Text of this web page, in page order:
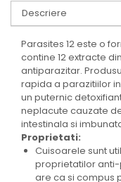
Descriere
Parasites 12 este o
contine 12 extracte
antiparazitar.
rapida a parazitiilor
un puternic
neplacute cauzate
intestinala si
Proprietati:
Cuisoarele sunt
proprietatilor anti-
are ca si compus